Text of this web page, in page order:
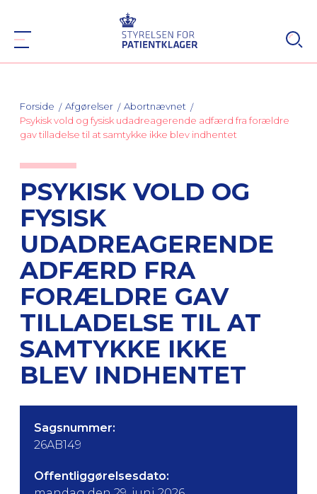
Forside Afgørelser
Abortnævnet
Psykisk vold og fysisk udadreagerende adfærd fra forældre
gav tilladelse til at samtykke ikke blev indhentet
PSYKISK VOLD OG
FYSISK
UDADREAGERENDE
ADFÆRD FRA
FORÆLDRE GAV
TILLADELSE TIL AT
SAMTYKKE IKKE
BLEV INDHENTET
Sagsnummer:
26AB149
Offentliggørelsesdato: